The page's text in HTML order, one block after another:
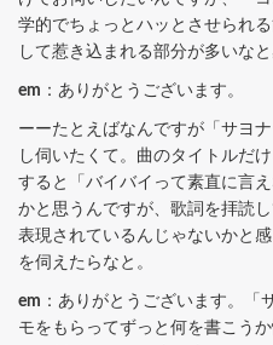
学的でちょっとハッとさせられ
して惹き込まれる部分が多いなと
em ：ありがとうございます。
ーーたとえばなんですが「サヨ
し伺いたくて。曲のタイトルだ
すると「バイバイって素直に言
かと思うんですが、歌詞を拝読
表現されているんじゃないかと
を伺えたらなと。
em ：ありがとうございます。「
モをもらってずっと何を書こう